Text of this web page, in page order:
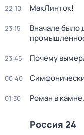
22:10 МакЛинток!
23:15
Вначале было
23:45 Почему
00:40
01:30 Роман в
Россия 24